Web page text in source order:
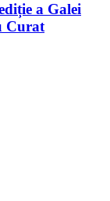
a Galei
Curat